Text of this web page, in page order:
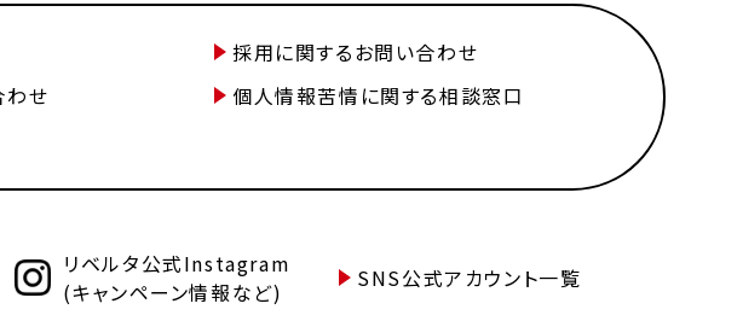
採用に関するお問い合わせ
わせ
個人情報苦情に関する相談窓口
リベルタ公式Instagram
(キャンペーン情報など)
SNS公式アカウント一覧